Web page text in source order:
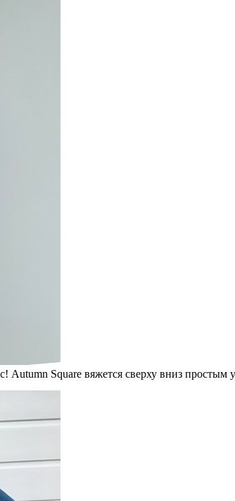
Autumn Square вяжется сверху вниз простым